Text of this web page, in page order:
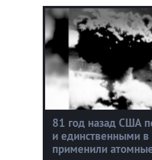
81 год назад США
и единственными
применили